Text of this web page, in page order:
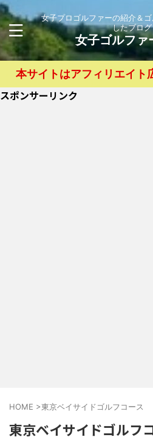
女子プロゴルファーの紹介＆
したブロ
女子ゴルファ
本サイトはアフィリエイト
スポンサーリンク
HOME >東京ベイサイドゴルフコース
東京ベイサイドゴルフ